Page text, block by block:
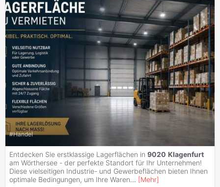
#Handel
Entdecken Sie erstklassige Lagerflächen in 9020 Klagenfurt
am Wörthersee - der perfekte Standort für Ihr Unternehmen!
Diese vielseitigen Industrie- und Gewerbeflächen bieten Ihnen
optimale Bedingungen, um Ihre Waren... [Mehr]